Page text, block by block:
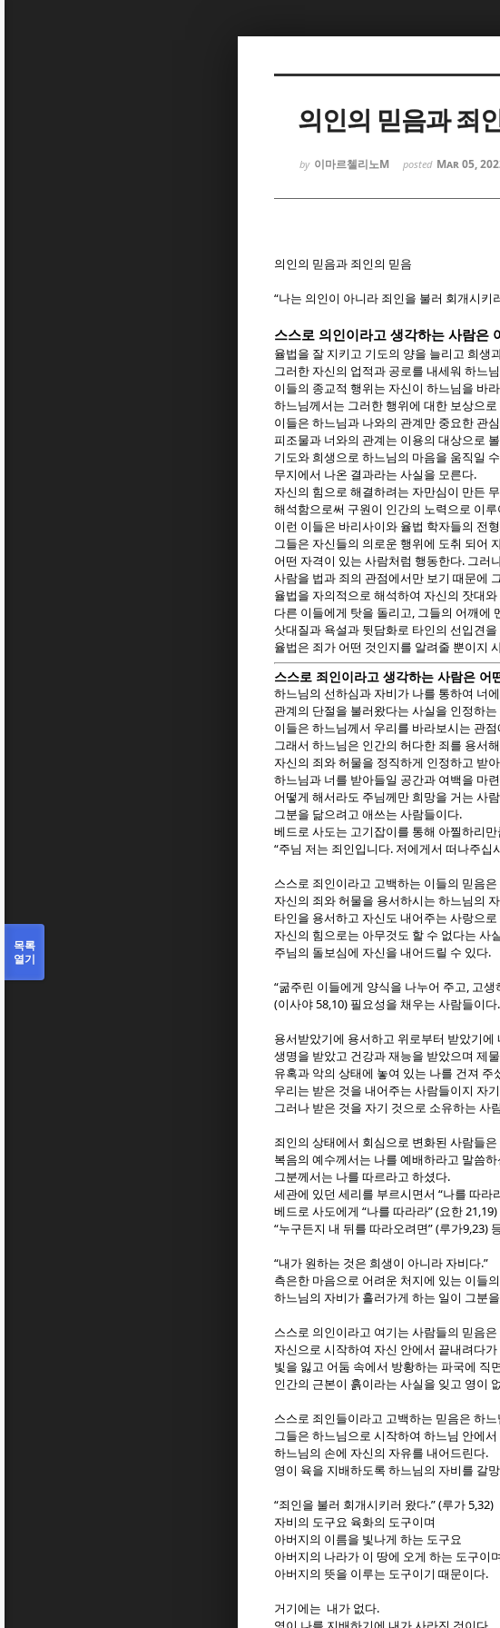
의인의 믿음과 죄
by 이마르첼리노M posted Mar 05,
의인의 믿음과 죄인의 믿음
“나는 의인이 아니라 죄인을 불러 회개시키
스스로 의인이라고 생각하는 사람은
율법을 잘 지키고 기도의 양을 늘리고 희생
그러한 자신의 업적과 공로를 내세워 하느
이들의 종교적 행위는 자신이 하느님을 바
하느님께서는 그러한 행위에 대한 보상으
이들은 하느님과 나와의 관계만 중요한 관
피조물과 너와의 관계는 이용의 대상으로
기도와 희생으로 하느님의 마음을 움직일
무지에서 나온 결과라는 사실을 모른다.
자신의 힘으로 해결하려는 자만심이 만든
해석함으로써 구원이 인간의 노력으로 이
이런 이들은 바리사이와 율법 학자들의 전
그들은 자신들의 의로운 행위에 도취 되어
어떤 자격이 있는 사람처럼 행동한다. 그러
사람을 법과 죄의 관점에서만 보기 때문에
율법을 자의적으로 해석하여 자신의 잣대와
다른 이들에게 탓을 돌리고, 그들의 어깨에
삿대질과 욕설과 뒷담화로 타인의 선입견
율법은 죄가 어떤 것인지를 알려줄 뿐이지
스스로 죄인이라고 생각하는 사람은 어
하느님의 선하심과 자비가 나를 통하여 너
관계의 단절을 불러왔다는 사실을 인정하
이들은 하느님께서 우리를 바라보시는 관
그래서 하느님은 인간의 허다한 죄를 용서
자신의 죄와 허물을 정직하게 인정하고 받
하느님과 너를 받아들일 공간과 여백을 마
어떻게 해서라도 주님께만 희망을 거는 사
그분을 닮으려고 애쓰는 사람들이다.
베드로 사도는 고기잡이를 통해 아찔하리
“주님 저는 죄인입니다. 저에게서 떠나주십
스스로 죄인이라고 고백하는 이들의 믿음
자신의 죄와 허물을 용서하시는 하느님의
타인을 용서하고 자신도 내어주는 사랑으
자신의 힘으로는 아무것도 할 수 없다는 사
주님의 돌보심에 자신을 내어드릴 수 있다.
“굶주린 이들에게 양식을 나누어 주고, 고생
(이사야 58,10) 필요성을 채우는 사람들이다.
용서받았기에 용서하고 위로부터 받았기에
생명을 받았고 건강과 재능을 받았으며 제
유혹과 악의 상태에 놓여 있는 나를 건져
우리는 받은 것을 내어주는 사람들이지 자
그러나 받은 것을 자기 것으로 소유하는 사
죄인의 상태에서 회심으로 변화된 사람들
복음의 예수께서는 나를 예배하라고 말씀
그분께서는 나를 따르라고 하셨다.
세관에 있던 세리를 부르시면서 “나를 따라
베드로 사도에게 “나를 따라라” (요한 21,19)
“누구든지 내 뒤를 따라오려면” (루가9,23)
“내가 원하는 것은 희생이 아니라 자비다.”
측은한 마음으로 어려운 처지에 있는 이들
하느님의 자비가 흘러가게 하는 일이 그분
스스로 의인이라고 여기는 사람들의 믿음
자신으로 시작하여 자신 안에서 끝내려다가
빛을 잃고 어둠 속에서 방황하는 파국에 직
인간의 근본이 흙이라는 사실을 잊고 영이
스스로 죄인들이라고 고백하는 믿음은 하
그들은 하느님으로 시작하여 하느님 안에서
하느님의 손에 자신의 자유를 내어드린다.
영이 육을 지배하도록 하느님의 자비를 갈
“죄인을 불러 회개시키러 왔다.” (루가 5,32)
자비의 도구요 육화의 도구이며
아버지의 이름을 빛나게 하는 도구요
아버지의 나라가 이 땅에 오게 하는 도구이며
아버지의 뜻을 이루는 도구이기 때문이다.
거기에는 내가 없다.
목록
열기
Sketchbook5, 스케
Sketchbook5, 스케